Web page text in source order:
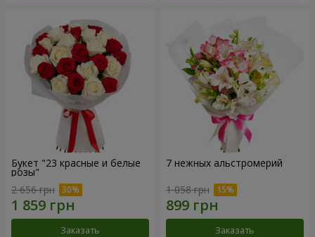
Букет "23 красные и белые
розы"
2 656 грн
Заказать
7 нежных альстромерий
1 058 грн
Заказать